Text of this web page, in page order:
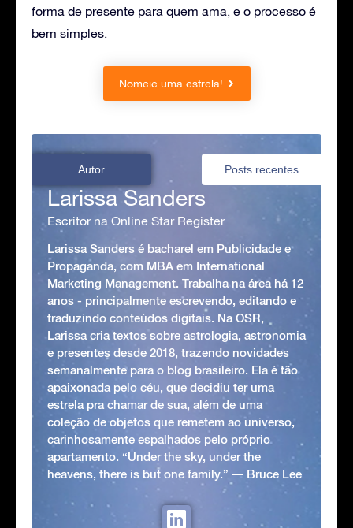
forma de presente para quem ama, e o processo é
bem simples.
Nomeie uma estrela!
Autor Posts recentes
Larissa Sanders
Escritor na Online Star Register
Larissa Sanders é bacharel em Publicidade e
Propaganda, com MBA em International
Marketing Management. Trabalha na área há 12
anos - principalmente escrevendo, editando e
traduzindo conteúdos digitais. Na OSR,
Larissa cria textos sobre astrologia, astronomia
e presentes desde 2018, trazendo novidades
semanalmente para o blog brasileiro. Ela é tão
apaixonada pelo céu, que decidiu ter uma
estrela pra chamar de sua, além de uma
coleção de objetos que remetem ao universo,
carinhosamente espalhados pelo próprio
apartamento. “Under the sky, under the
heavens, there is but one family.” ― Bruce Lee